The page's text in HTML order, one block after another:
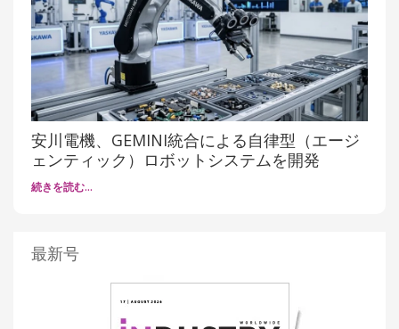
安川電機、GEMINI統合による自律型（エージ
ェンティック）ロボットシステムを開発
続きを読む…
最新号